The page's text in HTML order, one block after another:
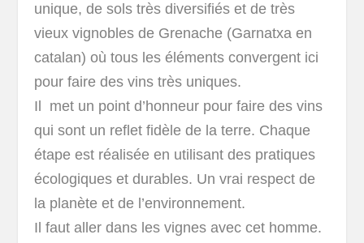
unique, de sols très diversifiés et de très
vieux vignobles de Grenache (Garnatxa en
catalan) où tous les éléments convergent ici
pour faire des vins très uniques.
Il met un point d’honneur pourfaire des vins
qui sont un reflet fidèle de la terre. C haque
étape est réalisée en utilisant des pratiques
écologiques et durables. Un vrai respect de
la planète et de l’environnement.
Il faut aller dans les vignes avec cet homme.